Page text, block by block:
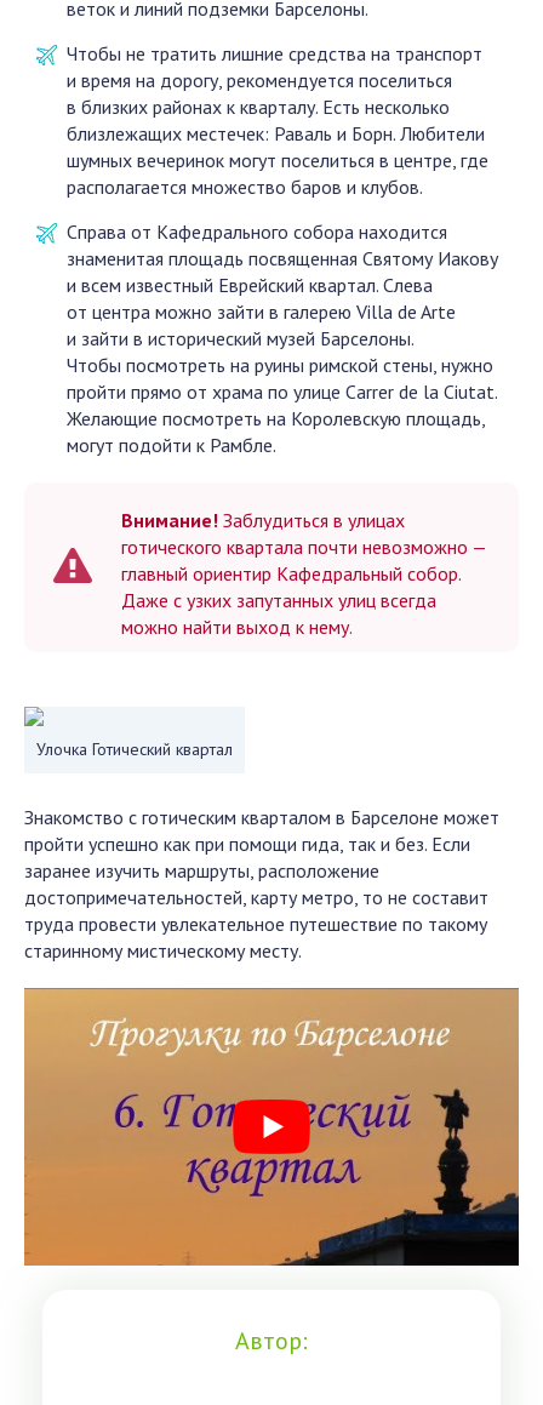
веток и линий подземки Барселоны.
Чтобы не тратить лишние средства на транспорт
и время на дорогу, рекомендуется поселиться
в близких районах к кварталу. Есть несколько
близлежащих местечек: Раваль и Борн. Любители
шумных вечеринок могут поселиться в центре, где
располагается множество баров и клубов.
Справа от Кафедрального собора находится
знаменитая площадь посвященная Святому Иакову
и всем известный Еврейский квартал. Слева
от центра можно зайти в галерею Villa de Arte
и зайти в исторический музей Барселоны.
Чтобы посмотреть на руины римской стены, нужно
пройти прямо от храма по улице Carrer de la Ciutat.
Желающие посмотреть на Королевскую площадь,
могут подойти к Рамбле.
Внимание! Заблудиться в улицах
готического квартала почти невозможно —
главный ориентир Кафедральный собор.
Даже с узких запутанных улиц всегда
можно найти выход к нему.
Улочка Готический квартал
Знакомство с готическим кварталом в Барселоне может
пройти успешно как при помощи гида, так и без. Если
заранее изучить маршруты, расположение
достопримечательностей, карту метро, то не составит
труда провести увлекательное путешествие по такому
старинному мистическому месту.
Автор: